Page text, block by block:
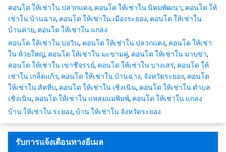
คอนโด ให้เช่าใน ปลวกแดง, คอนโด ให้เช่าใน นิคมพัฒนา, คอนโด ให้
เช่าใน บ้านฉาง, คอนโด ให้เช่าใน เมืองระยอง, คอนโด ให้เช่าใน
บ้านค่าย, คอนโด ให้เช่าใน แกลง
คอนโด ให้เช่าใน บ่อวิน, คอนโด ให้เช่าใน ปลวกแดง, คอนโด ให้เช่า
ใน ห้วยใหญ่, คอนโด ให้เช่าใน มะขามคู่, คอนโด ให้เช่าใน มาบข่า,
คอนโด ให้เช่าใน เขาชีจรรย์, คอนโด ให้เช่าใน บางเสร่, คอนโด ให้
เช่าใน เกล็ดแก้ว, คอนโด ให้เช่าใน บ้านฉาง, จังหวัดระยอง, คอนโด
ให้เช่าใน สัตหีบ, คอนโด ให้เช่าใน เชิงเนิน, คอนโด ให้เช่าใน ตำบล
เชิงเนิน, คอนโด ให้เช่าใน แหลมแม่พิมพ์, คอนโด ให้เช่าใน แกลง
บ้าน ให้เช่าใน ระยอง, บ้าน ให้เช่าใน จังหวัดระยอง
รับการแจ้งเตือนทางอีเมล